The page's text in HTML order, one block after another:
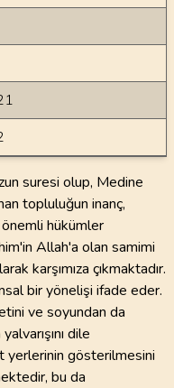
suresi olup, Medine
topluluğun inanç,
hükümler
Allah'a olan samimi
karşımıza çıkmaktadır.
bir yönelişi ifade eder.
ve soyundan da
dile
gösterilmesini
bu da